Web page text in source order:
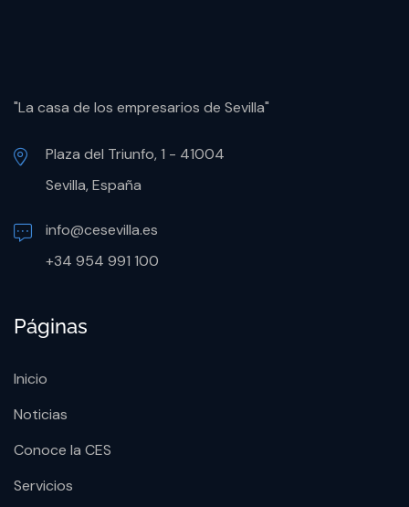
"La casa de los empresarios de Sevilla"
Plaza del Triunfo, 1 - 41004
Sevilla, España
info@cesevilla.es
+34 954 991 100
Páginas
Inicio
Noticias
Conoce la CES
Servicios